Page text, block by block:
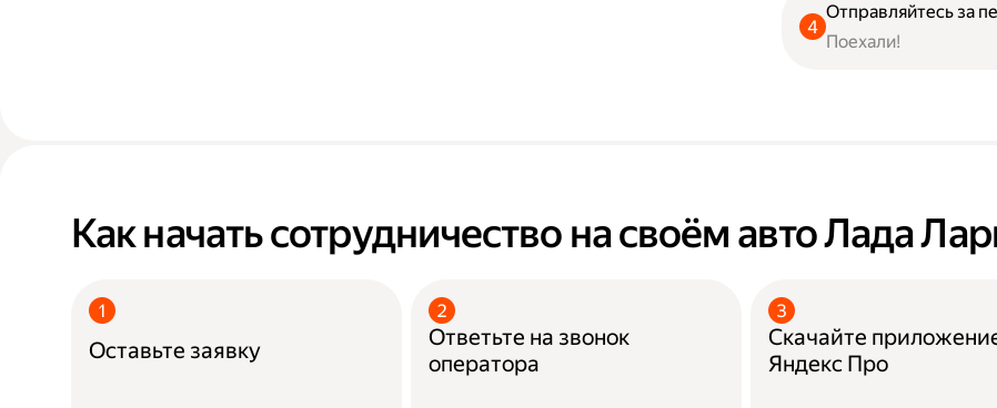
Отправляйтесь за
Поехали!
Как начать сотрудничество на своём авто Лада
Оставьте заявку
Ответьте на звонок
оператора
Скачайте
Яндекс Про